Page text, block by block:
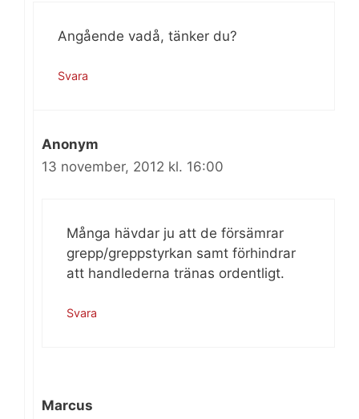
Angående vadå, tänker du?
Svara
Anonym
13 november, 2012 kl. 16:00
Många hävdar ju att de försämrar
grepp/greppstyrkan samt förhindrar
att handlederna tränas ordentligt.
Svara
Marcus